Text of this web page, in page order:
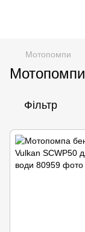
Мотопомпи
Мотопомпи
Фільтр